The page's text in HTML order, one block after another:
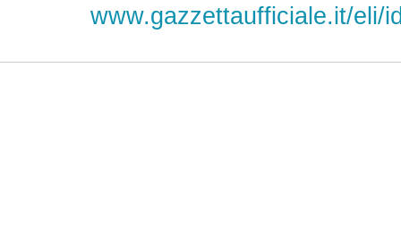
www.gazzettaufficiale.it/eli/